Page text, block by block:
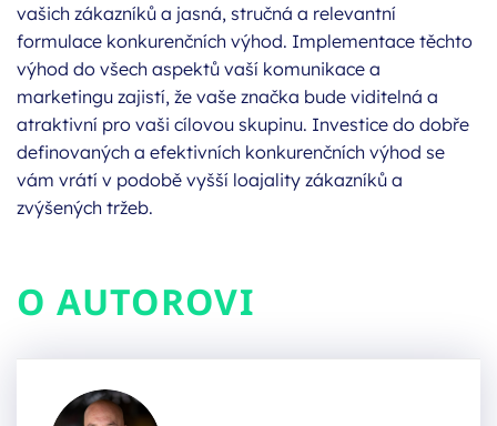
vašich zákazníků a jasná, stručná a relevantní
formulace konkurenčních výhod. Implementace těchto
výhod do všech aspektů vaší komunikace a
marketingu zajistí, že vaše značka bude viditelná a
atraktivní pro vaši cílovou skupinu. Investice do dobře
definovaných a efektivních konkurenčních výhod se
vám vrátí v podobě vyšší loajality zákazníků a
zvýšených tržeb.
O AUTOROVI